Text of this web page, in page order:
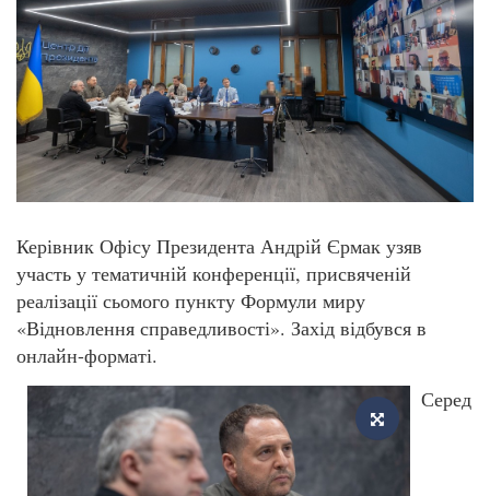
Керівник Офісу Президента Андрій Єрмак узяв
участь у тематичній конференції, присвяченій
реалізації сьомого пункту Формули миру
«Відновлення справедливості». Захід відбувся в
онлайн-форматі.
Серед